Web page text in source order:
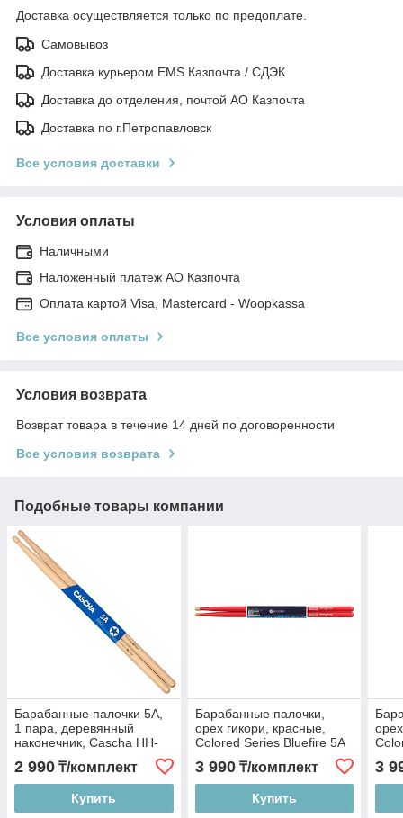
Доставка осуществляется только по предоплате.
Самовывоз
Доставка курьером EMS Казпочта / СДЭК
Доставка до отделения, почтой АО Казпочта
Доставка по г.Петропавловск
Все условия доставки
Условия оплаты
Наличными
Наложенный платеж АО Казпочта
Оплата картой Visa, Mastercard - Woopkassa
Все условия оплаты
Условия возврата
Возврат товара в течение 14 дней по договоренности
Все условия возврата
Подобные товары компании
Барабанные палочки 5A,
1 пара, деревянный
наконечник, Cascha HH-
2 990 ₸/комплект
Купить
Барабанные палочки,
орех гикори, красные,
Colored Series Bluefire 5A
RED, HUN 10104003
3 990₸/комплект
Купить
3